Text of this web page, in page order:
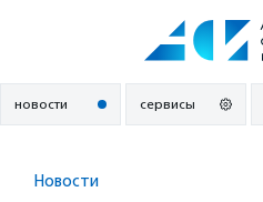
новости сервисы
Новости